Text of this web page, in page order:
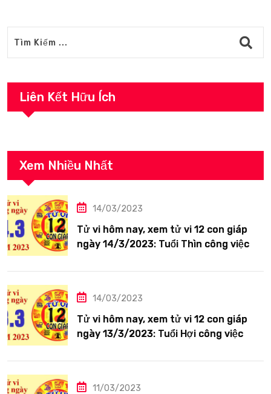
Liên Kết Hữu Ích
Xem Nhiều Nhất
14/03/2023
Tử vi hôm nay, xem tử vi 12 con giáp
ngày 14/3/2023: Tuổi Thìn công việc
14/03/2023
Tử vi hôm nay, xem tử vi 12 con giáp
ngày 13/3/2023: Tuổi Hợi công việc
11/03/2023